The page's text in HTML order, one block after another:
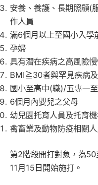
安養、養護、長期照顧(
作人員
滿6個月以上至國小入學
孕婦
具有潛在疾病之高風險
BMI≧30者與罕見疾病
國小至高中(職)/五專一
6個月內嬰兒之父母
幼兒園托育人員及托育
禽畜業及動物防疫相關人
第2階段開打對象，為
11月15日開始施打。